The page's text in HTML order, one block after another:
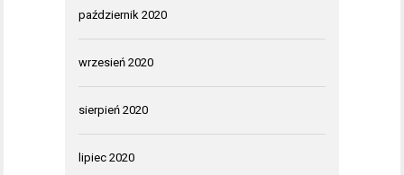
październik 2020
wrzesień 2020
sierpień 2020
lipiec 2020